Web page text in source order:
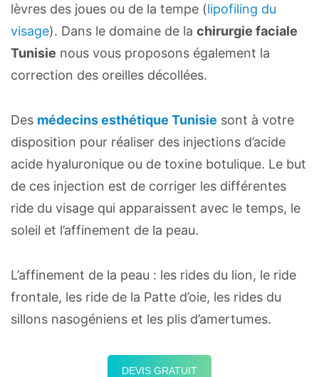
lèvres des joues ou de la tempe (lipofiling du
visage). Dans le domaine de la chirurgie faciale
Tunisie nous vous proposons également la
correction des oreilles décollées.
Des médecins esthétique Tunisie sont à votre
disposition pour réaliser des injections d’acide
acide hyaluronique ou de toxine botulique. Le but
de ces injection est de corriger les différentes
ride du visage qui apparaissent avec le temps, le
soleil et l’affinement de la peau.
L’affinement de la peau : les rides du lion, le ride
frontale, les ride de la Patte d’oie, les rides du
sillons nasogéniens et les plis d’amertumes.
DEVIS GRATUIT